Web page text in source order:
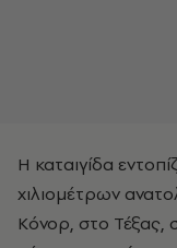
Η καταιγίδα
χιλιομέτρων
Κόνορ, στο Τέξας,